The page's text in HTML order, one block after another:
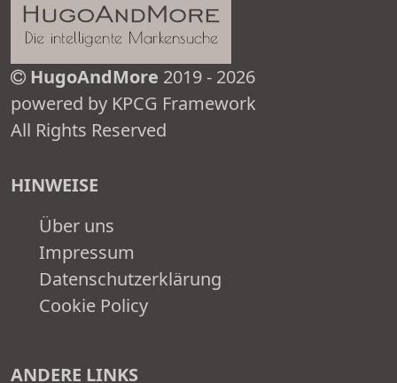
HugoAndMore 2019 - 2026
powered by KPCG Framework
All Rights Reserved
HINWEISE
Über uns
Impressum
Datenschutzerklärung
Cookie Policy
ANDERE LINKS